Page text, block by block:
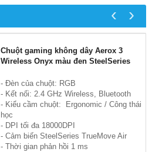
Chuột gaming không dây Aerox 3
Wireless Onyx màu đen SteelSeries
- Đèn của chuột: RGB
- Kết nối: 2.4 GHz Wireless, Bluetooth
- Kiểu cầm chuột: Ergonomic / Công thái
học
- DPI tối đa 18000DPI
- Cảm biến SteelSeries TrueMove Air
- Thời gian phản hồi 1 ms
‹ ›